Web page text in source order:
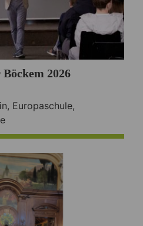
2026
, Europaschule,